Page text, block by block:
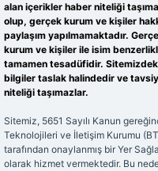
alan içerikler haber niteliği
olup, gerçek kurum ve kişiler
paylaşım yapılmamaktadır.
kurum ve kişiler ile isim
tamamen tesadüfidir.
bilgiler taslak halindedir ve
niteliği taşımazlar.
Sitemiz, 5651 Sayılı Kanun
Teknolojileri ve İletişim Kurumu
tarafından onaylanmış bir Yer
olarak hizmet vermektedir. Bu